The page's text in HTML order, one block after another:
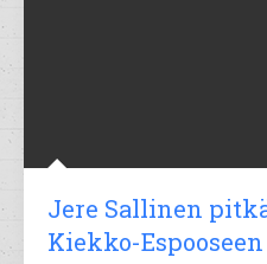
Jere Sallinen
Kiekko-Espooseen